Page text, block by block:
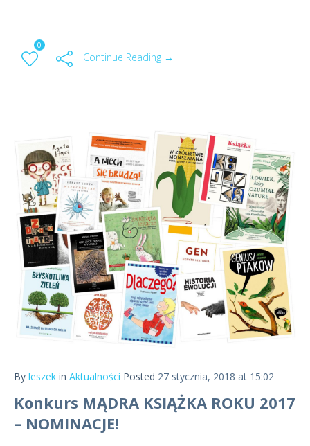
0
Continue Reading →
By leszek in Aktualności Posted 27 stycznia, 2018 at 15:02
Konkurs MĄDRA KSIĄŻKA ROKU 2017
– NOMINACJE!